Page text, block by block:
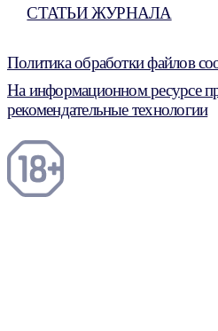
СТАТЬИ ЖУРНАЛА
Политика обработки файлов
На информационном ресурсе
рекомендательные технологии